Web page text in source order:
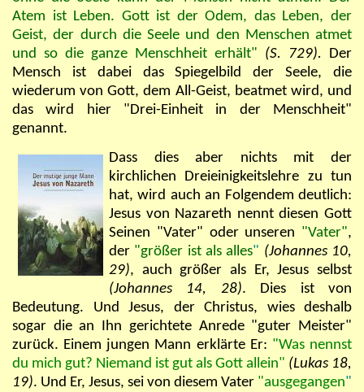
Atem ist Leben. Gott ist der Odem, das Leben, der
Geist, der durch die Seele und den Menschen atmet
und so die ganze Menschheit erhält" (S. 729). Der
Mensch ist dabei das Spiegelbild der Seele, die
wiederum von Gott, dem All-Geist, beatmet wird, und
das wird hier "Drei-Einheit in der Menschheit"
genannt.
Dass dies aber nichts mit der
kirchlichen Dreieinigkeitslehre zu tun
hat, wird auch an Folgendem deutlich:
Jesus von Nazareth nennt diesen Gott
Seinen "Vater" oder unseren "Vater",
der "größer ist als alles" (Johannes 10,
29), auch größer als Er, Jesus selbst
(Johannes 14, 28). Dies ist von
Bedeutung. Und Jesus, der Christus, wies deshalb
sogar die an Ihn gerichtete Anrede "guter Meister"
zurück. Einem jungen Mann erklärte Er: "Was nennst
du mich gut? Niemand ist gut als Gott allein" (Lukas 18,
19). Und Er, Jesus, sei von diesem Vater "ausgegangen"